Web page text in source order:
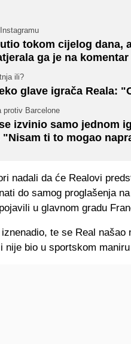
tokom cijelog dana,
ga je na komentar
ili?
glave igrača Reala:
protiv Barcelone
izvinio samo jednom
"Nisam ti to mogao
nadali da će Realovi
do samog proglašenja
u glavnom gradu
te se Real
nije bio u sportskom